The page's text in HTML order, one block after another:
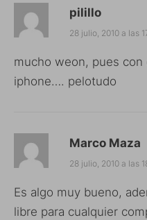
pilillo
28 julio, 2010 a las
mucho weon, pues
iphone…. pelotudo
Marco Maza
28 julio, 2010 a las
Es algo muy bueno,
libre para cualquier